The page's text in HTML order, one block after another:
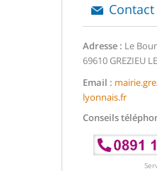
Contact
Adresse : Le
69610 GREZIEU
Email :
lyonnais.fr
Conseils